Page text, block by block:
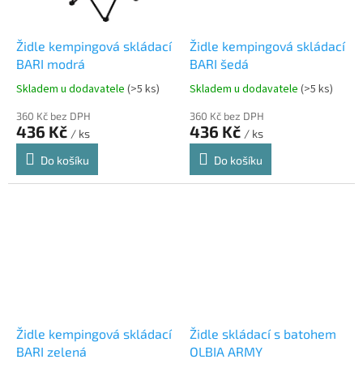
Židle kempingová skládací
BARI modrá
Skladem u dodavatele (>5 ks)
360 Kč bez DPH
436 Kč / ks
Do košíku
Židle kempingová skládací
BARI šedá
Skladem u dodavatele (>5 ks)
360 Kč bez DPH
436 Kč / ks
Do košíku
Židle kempingová skládací
BARI zelená
Židle skládací s batohem
OLBIA ARMY